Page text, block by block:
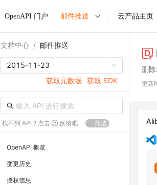
OpenAPI 门户 邮件推送 云产品主页
文档中心 / 邮件推送
2015-11-23
获取元数据 获取 SDK
找不到 API ? 点击 反馈吧 简洁
OpenAPI 概览
变更历史
授权信息
删
更新